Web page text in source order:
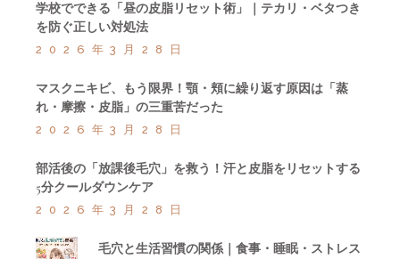
学校でできる「昼の皮脂リセット術」｜テカリ・ベタつき
を防ぐ正しい対処法
2026年3月28日
マスクニキビ、もう限界！顎・頬に繰り返す原因は「蒸
れ・摩擦・皮脂」の三重苦だった
2026年3月28日
部活後の「放課後毛穴」を救う！汗と皮脂をリセットする
5分クールダウンケア
2026年3月28日
毛穴と生活習慣の関係｜食事・睡眠・ストレス